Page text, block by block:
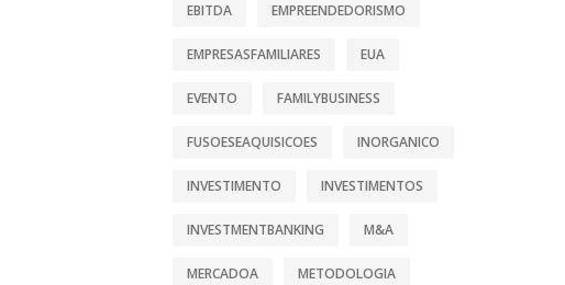
EBITDA EMPREENDEDORISMO
EMPRESASFAMILIARES EUA
EVENTO FAMILYBUSINESS
FUSOESEAQUISICOES INORGANICO
INVESTIMENTO INVESTIMENTOS
INVESTMENTBANKING M&A
MERCADOA METODOLOGIA